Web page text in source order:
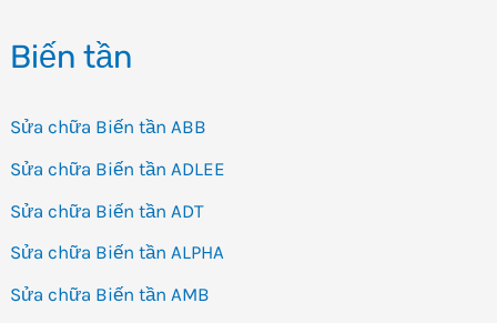
Biến tần
Sửa chữa Biến tần ABB
Sửa chữa Biến tần ADLEE
Sửa chữa Biến tần ADT
Sửa chữa Biến tần ALPHA
Sửa chữa Biến tần AMB